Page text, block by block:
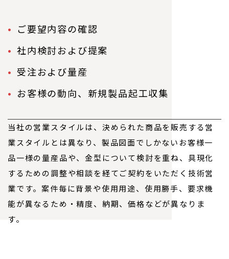
ご要望内容の確認
社内検討および提案
受注および量産
お客様の動向、新規製品起工収集
当社の営業スタイルは、決められた商品を販売する営
業スタイルとは異なり、製品図面でしかないお客様一
品一様の量産品や、金型について検討を重ね、具現化
するための調整や相談を経てご契約をいただく技術営
業です。案件毎に背景や使用用途、使用勝手、要求機
能が異なるため・精度、納期、価格などが異なりま
す。